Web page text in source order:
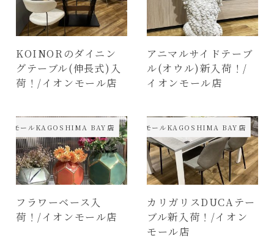
KOINORのダイニン
グテーブル(伸長式)入
荷！/イオンモール店
アニマルサイドテーブ
ル(オウル)新入荷！/
イオンモール店
ンモールKAGOSHIMA BAY店
フラワーベース入
荷！/イオンモール店
イオンモールKAGOSHIMA BAY店
カリガリスDUCAテー
ブル新入荷！/イオン
モール店